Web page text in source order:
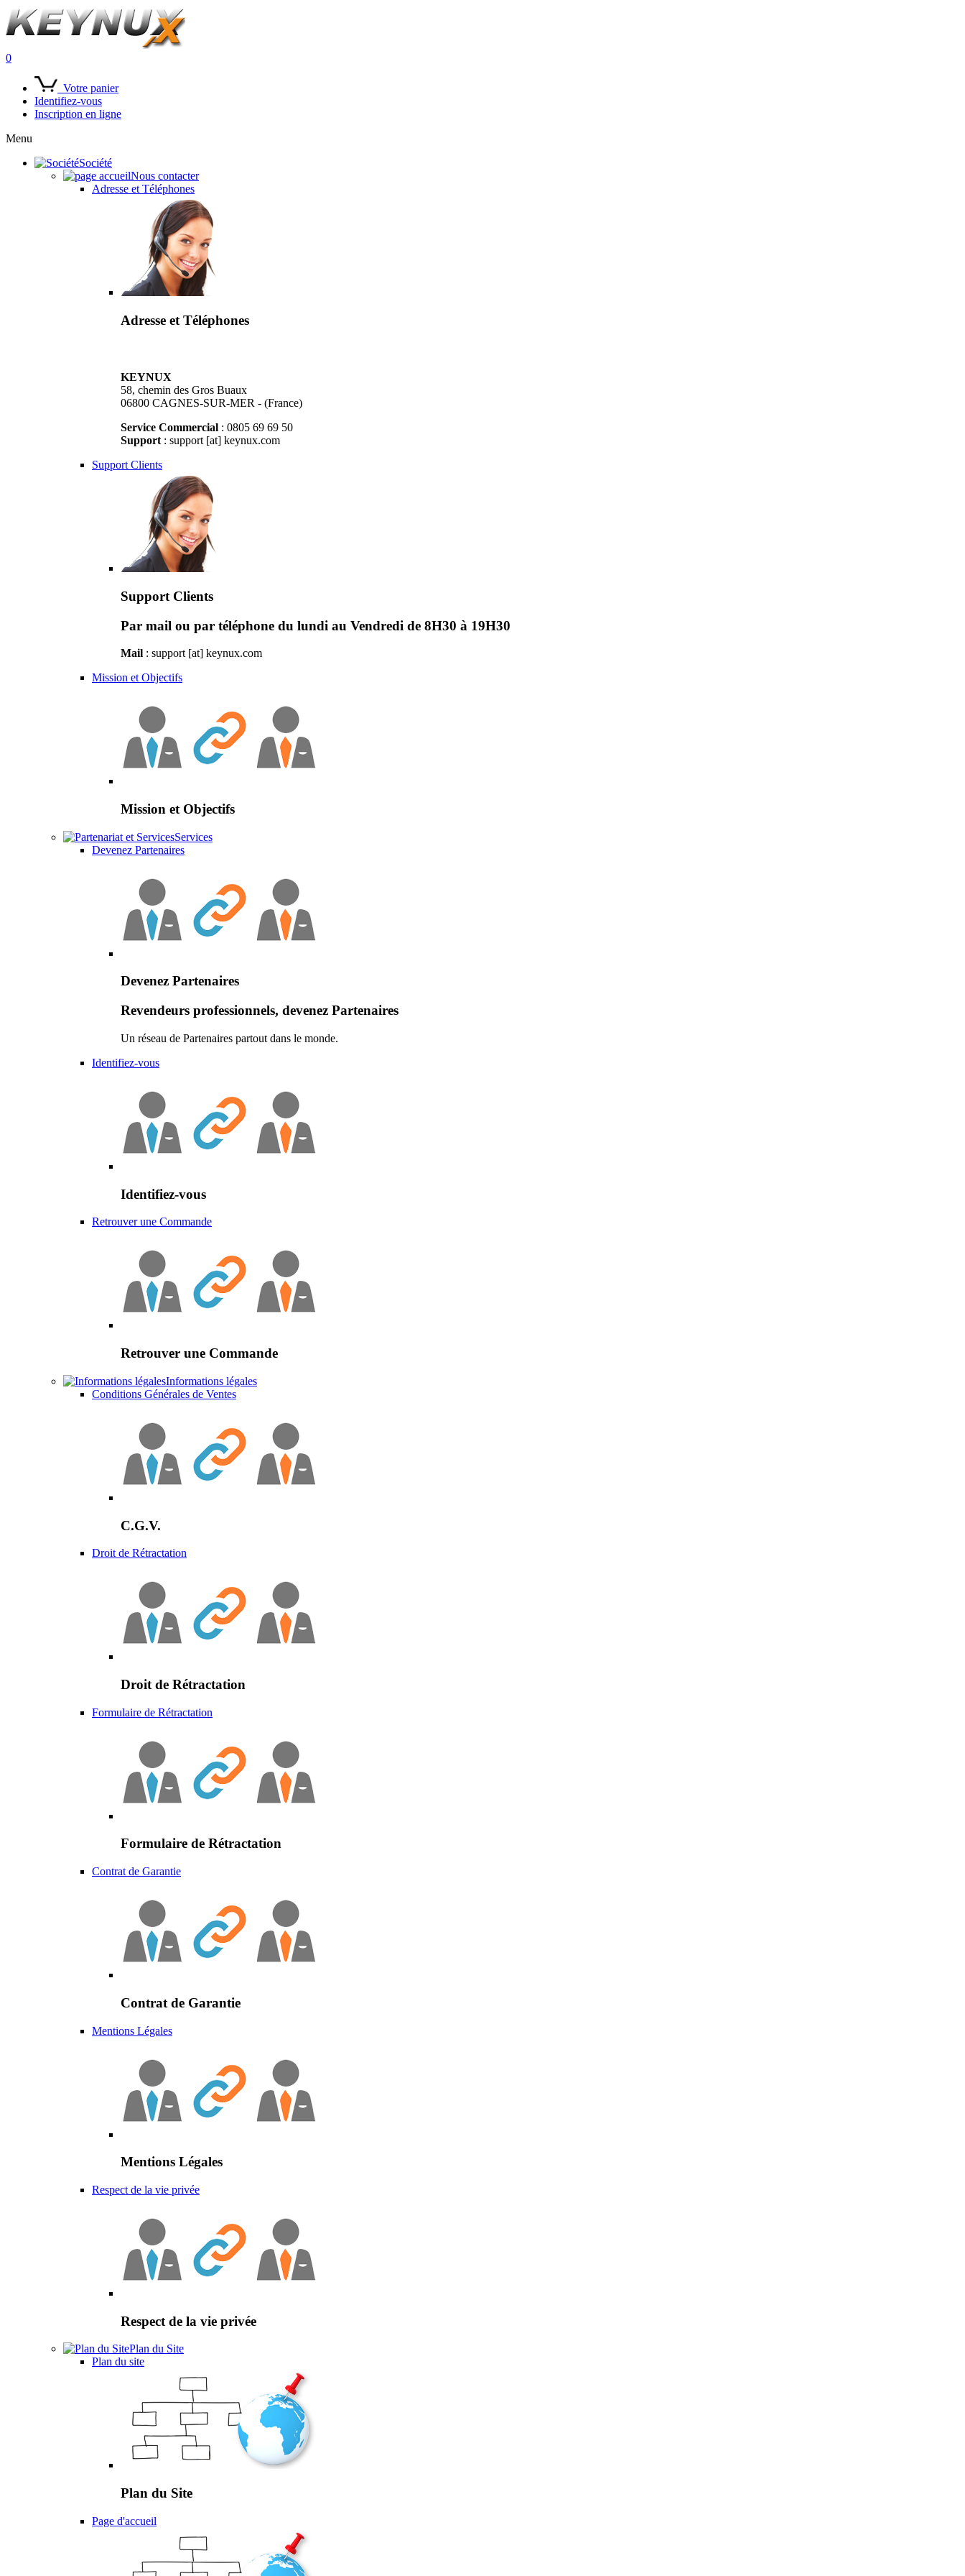
0
Votre panier
Identifiez-vous
Inscription en ligne
Menu
Société
Nous contacter
Adresse et Téléphones
Adresse et Téléphones
KEYNUX
58, chemin des Gros Buaux
06800 CAGNES-SUR-MER - (France)
Service Commercial : 0805 69 69 50
Support : support [at] keynux.com
Support Clients
Support Clients
Par mail ou par téléphone du lundi au Vendredi de 8H30 à 19H30
Mail : support [at] keynux.com
Mission et Objectifs
Mission et Objectifs
Services
Devenez Partenaires
Devenez Partenaires
Revendeurs professionnels, devenez Partenaires
Un réseau de Partenaires partout dans le monde.
Identifiez-vous
Identifiez-vous
Retrouver une Commande
Retrouver une Commande
Informations légales
Conditions Générales de Ventes
C.G.V.
Droit de Rétractation
Droit de Rétractation
Formulaire de Rétractation
Formulaire de Rétractation
Contrat de Garantie
Contrat de Garantie
Mentions Légales
Mentions Légales
Respect de la vie privée
Respect de la vie privée
Plan du Site
Plan du site
Plan du Site
Page d'accueil